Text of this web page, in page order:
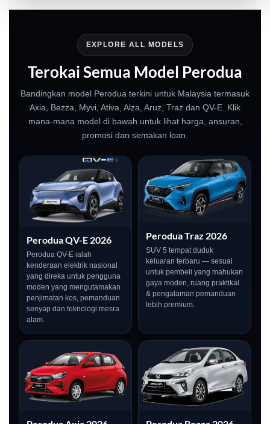
EXPLORE ALL MODELS
Terokai Semua Model Perodua
Bandingkan model Perodua terkini untuk Malaysia termasuk
Axia, Bezza, Myvi, Ativa, Alza, Aruz, Traz dan QV-E. Klik
mana-mana model di bawah untuk lihat harga, ansuran,
promosi dan semakan loan.
Perodua QV-E 2026
Perodua QV-E ialah
kenderaan elektrik nasional
yang direka untuk pengguna
moden yang mengutamakan
penjimatan kos, pemanduan
senyap dan teknologi mesra
alam.
Perodua Traz 2026
SUV 5 tempat duduk
keluaran terbaru — sesuai
untuk pembeli yang mahukan
gaya moden, ruang praktikal
& pengalaman pemanduan
lebih premium.